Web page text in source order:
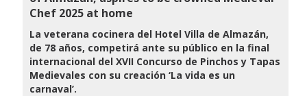
Chef 2025 at home
La veterana cocinera del Hotel Villa de Almazán,
de 78 años, competirá ante su público en la final
internacional del XVII Concurso de Pinchos y Tapas
Medievales con su creación ‘La vida es un
carnaval’.